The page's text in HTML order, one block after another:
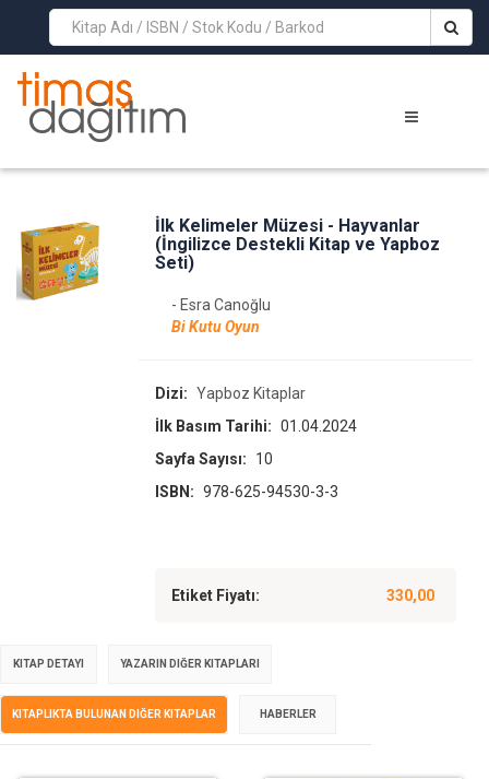
>
İlk Kelimeler Müzesi - Hayvanlar
(İngilizce Destekli Kitap ve Yapboz
Seti)
- Esra Canoğlu
Bi Kutu Oyun
Dizi: Yapboz Kitaplar
İlk Basım Tarihi: 01.04.2024
Sayfa Sayısı:
10
ISBN: 978-625-94530-3-3
Etiket Fiyatı: 330,00
KITAP DETAYI YAZARIN DIĞER KITAPLARI
KITAPLIKTA BULUNAN DIĞER KITAPLAR HABERLER